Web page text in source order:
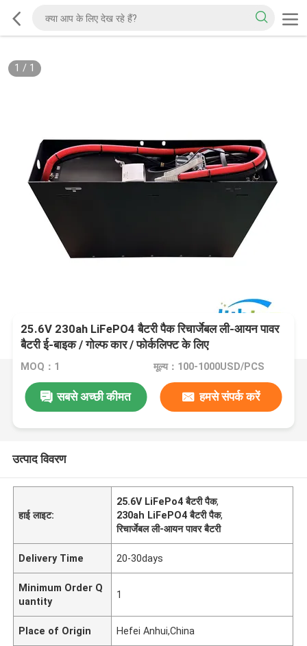
1 / 1
25.6V 230ah LiFePO4 बैटरी पैक रिचार्जेबल ली-आयन पावर
बैटरी ई-बाइक / गोल्फ कार / फोर्कलिफ्ट के लिए
MOQ：1 मूल्य：100-1000USD/PCS
सबसे अच्छी कीमत हमसे संपर्क करें
उत्पाद विवरण
हाई लाइट:
25.6V LiFePo4 बैटरी पैक,
230ah LiFePO4 बैटरी पैक,
रिचार्जेबल ली-आयन पावर बैटरी
Delivery Time 20-30days
Minimum Order Q
uantity
1
Place of Origin Hefei Anhui,China